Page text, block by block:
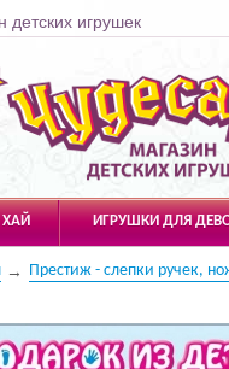
детских игрушек
ИГРУШКИ ДЛЯ
Престиж - слепки ручек,